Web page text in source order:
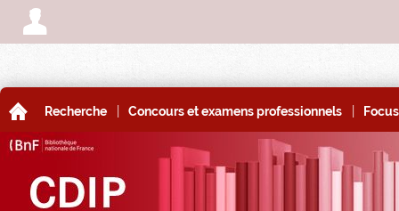
A
A Recherche | Concours et examens professionnels | Focus